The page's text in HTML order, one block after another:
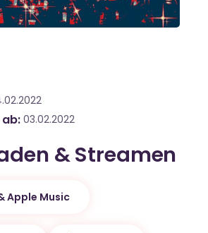
03.02.2022
& Streamen
Apple Music